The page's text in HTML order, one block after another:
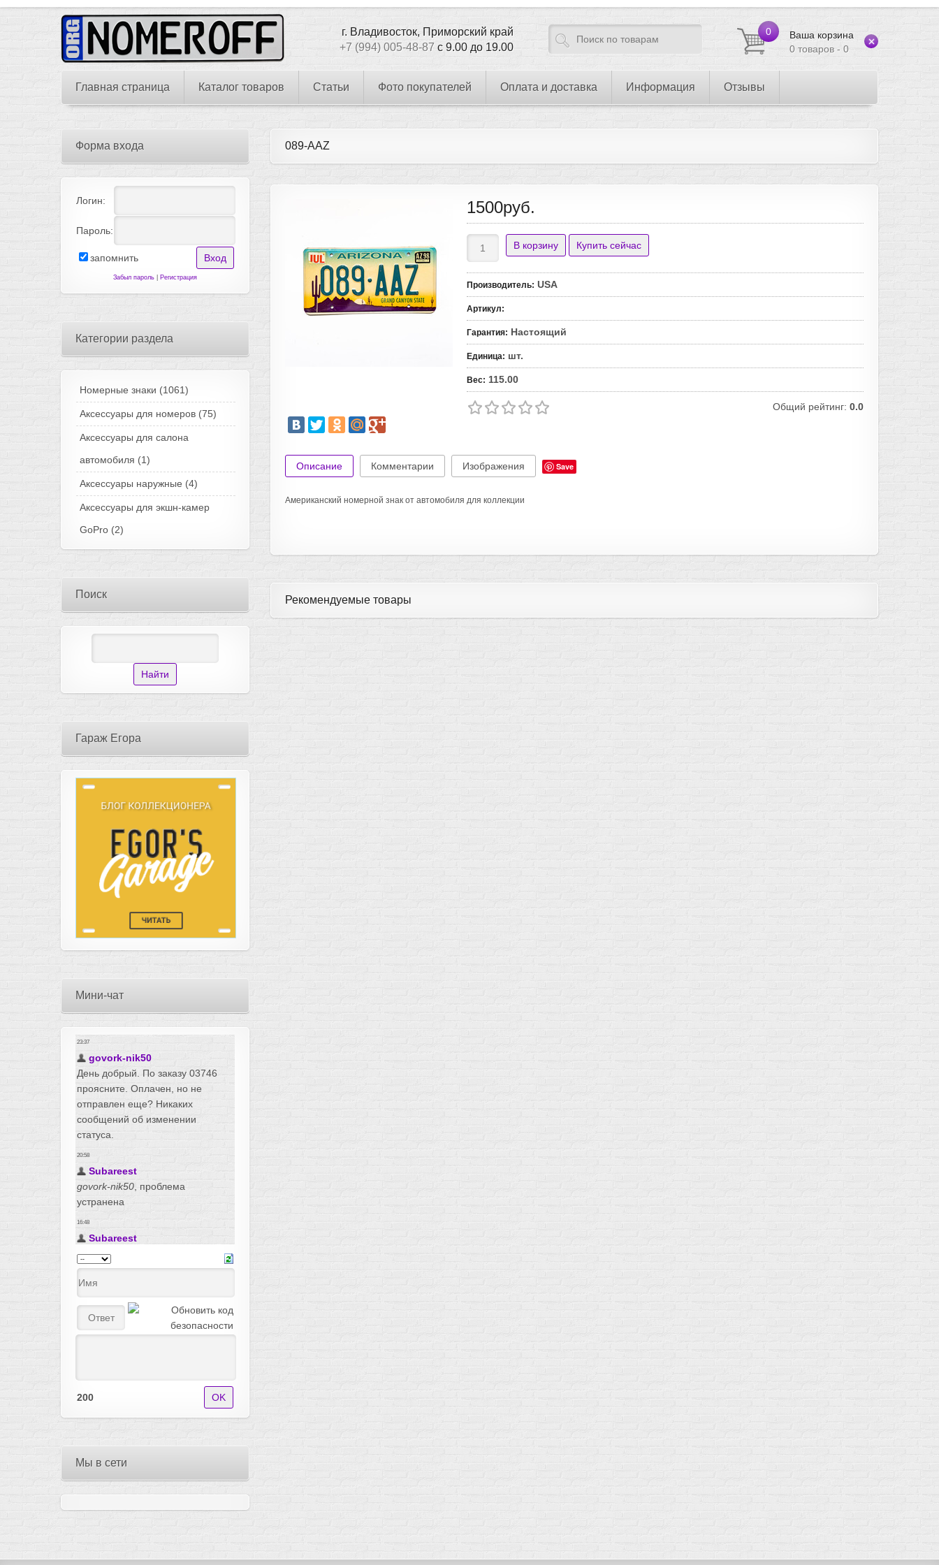
0
Ваша корзина
0 товаров - 0
г. Владивосток, Приморский край
+7 (994) 005-48-87 с 9.00 до 19.00
Главная страница Каталог товаров Статьи Фото покупателей Оплата и доставка Информация Отзывы
089-AAZ
1500руб.
Производитель: USA
Артикул:
Гарантия: Настоящий
Единица: шт.
Вес: 115.00
Общий рейтинг: 0.0
Описание Комментарии Изображения Save
Американский номерной знак от автомобиля для коллекции
Рекомендуемые товары
Форма входа
Логин:
Пароль:
запомнить
Забыл пароль Регистрация
Категории раздела
Номерные знаки (1061)
Аксессуары для номеров (75)
Аксессуары для салона
автомобиля (1)
Аксессуары наружные (4)
Аксессуары для экшн-камер
GoPro (2)
Поиск
Гараж Егора
Мини-чат
200
Мы в сети